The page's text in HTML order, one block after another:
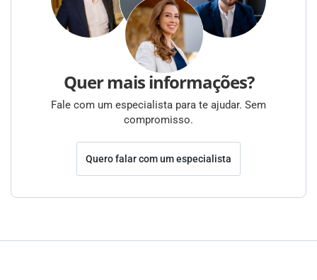
Quer mais informações?
Fale com um especialista para te ajudar. Sem
compromisso.
Quero falar com um especialista